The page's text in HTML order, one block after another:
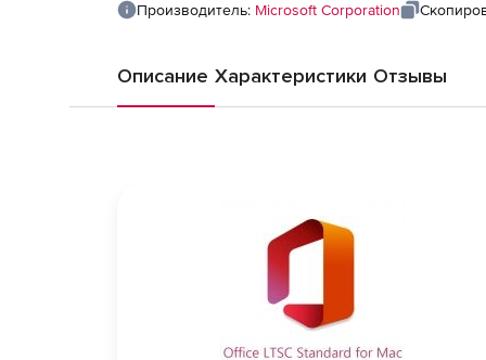
Производитель: Microsoft Corporation
Описание Характеристики Отзывы